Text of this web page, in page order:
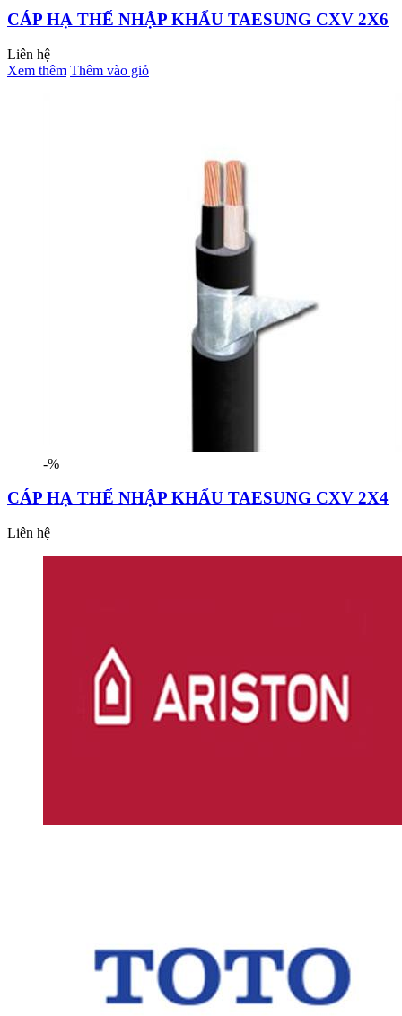
CÁP HẠ THẾ NHẬP KHẨU TAESUNG CXV 2X6
Liên hệ
Xem thêm Thêm vào giỏ
-%
CÁP HẠ THẾ NHẬP KHẨU TAESUNG CXV 2X4
Liên hệ